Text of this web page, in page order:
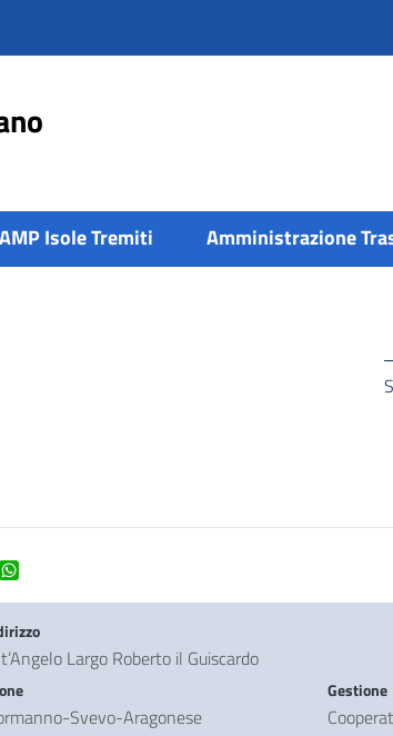
AMP Isole Tremiti Amministrazione
WhatsApp
Largo Roberto il Guiscardo
Svevo-Aragonese
Gestione